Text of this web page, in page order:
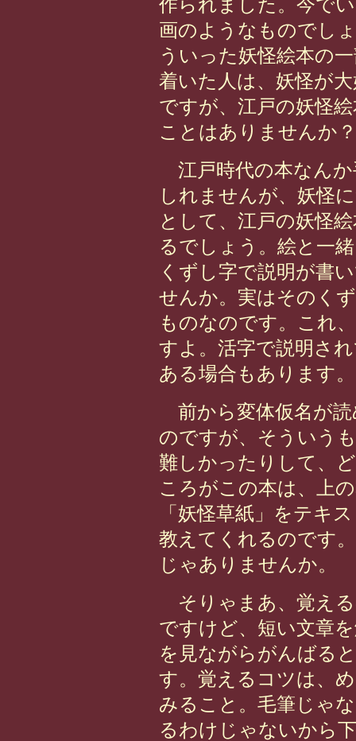
作られました。今で
画のようなものでし
ういった妖怪絵本の
着いた人は、妖怪が
ですが、江戸の妖怪
ことはありませんか？
江戸時代の本なん
しれませんが、妖怪
として、江戸の妖怪
るでしょう。絵と一
くずし字で説明が書
せんか。実はそのく
ものなのです。これ
すよ。活字で説明さ
ある場合もあります。
前から変体仮名が
のですが、そういう
難しかったりして、
ころがこの本は、上
「妖怪草紙」をテキ
教えてくれるのです
じゃありませんか。
そりゃまあ、覚え
ですけど、短い文章
を見ながらがんばる
す。覚えるコツは、
みること。毛筆じゃ
るわけじゃないから